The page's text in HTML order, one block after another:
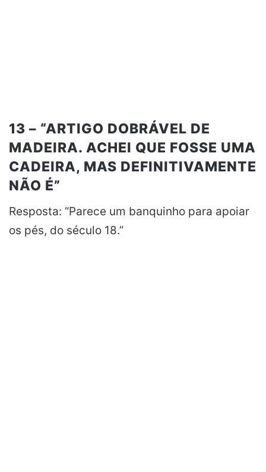
13 – “ARTIGO DOBRÁVEL DE
MADEIRA. ACHEI QUE FOSSE UMA
CADEIRA, MAS DEFINITIVAMENTE
NÃO É”
Resposta: “Parece um banquinho para apoiar
os pés, do século 18.”